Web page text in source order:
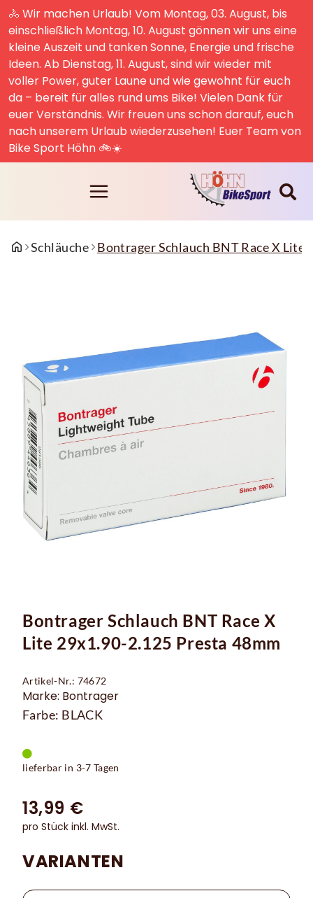
🚴 Wir machen Urlaub! Vom Montag, 03. August, bis
einschließlich Montag, 10. August gönnen wir uns eine
kleine Auszeit und tanken Sonne, Energie und frische
Ideen. Ab Dienstag, 11. August, sind wir wieder mit
voller Power, guter Laune und wie gewohnt für euch
da – bereit für alles rund ums Bike! Vielen Dank für
euer Verständnis. Wir freuen uns schon darauf, euch
nach unserem Urlaub wiederzusehen! Euer Team von
Bike Sport Höhn 🚲☀️
Schläuche Bontrager Schlauch BNT Race X Lite
Bontrager Schlauch BNT Race X
Lite 29x1.90-2.125 Presta 48mm
Artikel-Nr.: 74672
Marke: Bontrager
Farbe: BLACK
lieferbar in 3-7 Tagen
13,99 €
pro Stück inkl. MwSt.
VARIANTEN